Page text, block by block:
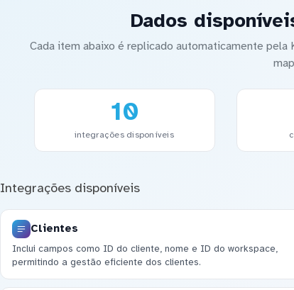
Dados
Cada item abaixo é replicado automaticamente
10
integrações disponíveis
Integrações disponíveis
Clientes
Inclui campos como ID do cliente, nome e ID do workspace,
permitindo a gestão eficiente dos clientes.